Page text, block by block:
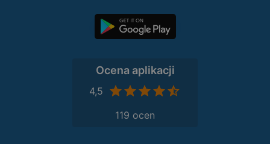
Ocena aplikacji
4,5
119 ocen